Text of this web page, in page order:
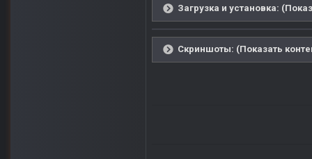
Загрузка и установка:
Скриншоты: (Показать